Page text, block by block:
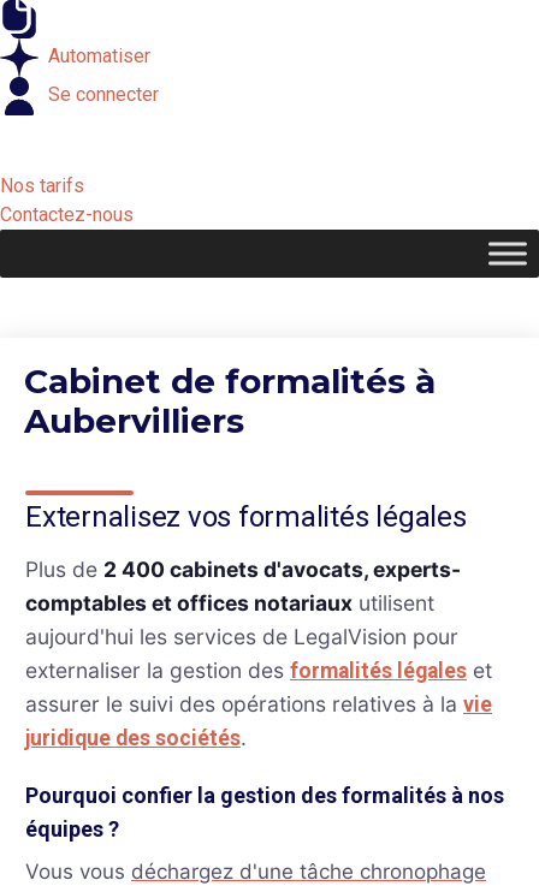
Automatiser
Se connecter
Nos tarifs
Contactez-nous
Cabinet de formalités à
Aubervilliers
Externalisez vos formalités légales
Plus de 2 400 cabinets d'avocats, experts-
comptables et offices notariaux utilisent
aujourd'hui les services de LegalVision pour
externaliser la gestion des formalités légales et
assurer le suivi des opérations relatives à la vie
juridique des sociétés.
Pourquoi confier la gestion des formalités à nos
équipes ?
Vous vous déchargez d'une tâche chronophage